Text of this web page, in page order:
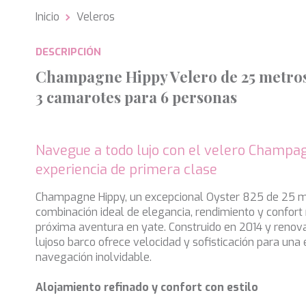
Inicio Veleros
DESCRIPCIÓN
Champagne Hippy Velero de 25
3 camarotes para 6 personas
Navegue a todo lujo con el velero
experiencia de primera clase
Champagne Hippy, un excepcional Oyster 825 de 25
combinación ideal de elegancia, rendimiento y
próxima aventura en yate. Construido en 2014 y
lujoso barco ofrece velocidad y sofisticación para una
navegación inolvidable.
Alojamiento refinado y confort con estilo
los
hábitos
en el
usuario.